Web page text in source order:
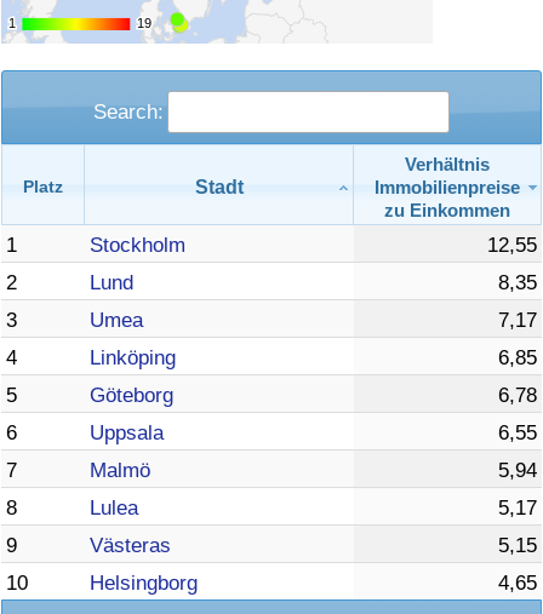
1
1 19
19
Search:
Platz Stadt
Verhältnis
Immobilienpreise
zu Einkommen
1 Stockholm
12,55
2
Lund
8,35
3
Umea
7,17
4
Linköping
6,85
5
Göteborg
6,78
6
Uppsala
6,55
7
Malmö
5,94
8
Lulea
5,17
9
Västeras
5,15
10
Helsingborg 4,65